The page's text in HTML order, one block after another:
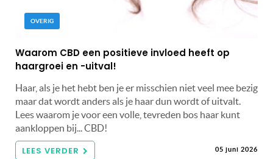
OVERIG
Waarom CBD een positieve invloed heeft op
haargroei en -uitval!
Haar, als je het hebt ben je er misschien niet veel mee bezig
maar dat wordt anders als je haar dun wordt of uitvalt.
Lees waarom je voor een volle, tevreden bos haar kunt
aankloppen bij... CBD!
LEES VERDER 05 juni 2026